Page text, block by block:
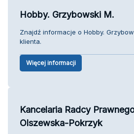
Hobby. Grzybowski M.
Znajdź informacje o Hobby.
klienta.
Więcej informacji
Kancelaria Radcy
Olszewska-Pokrzyk